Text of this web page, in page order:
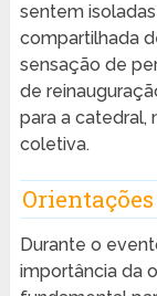
sentem
compartilhada
sensação de
de
para a
coletiva.
Durante o
importância da